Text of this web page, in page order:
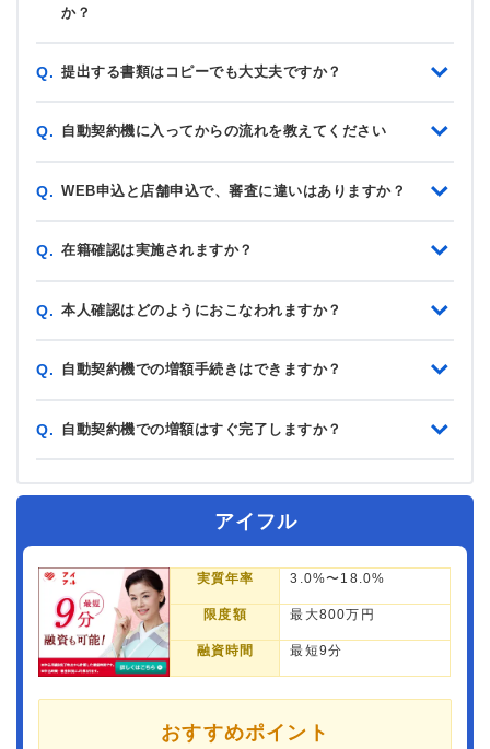
か？
Q. 提出する書類はコピーでも大丈夫ですか？
Q. 自動契約機に入ってからの流れを教えてください
Q. WEB申込と店舗申込で、審査に違いはありますか？
Q. 在籍確認は実施されますか？
Q. 本人確認はどのようにおこなわれますか？
Q. 自動契約機での増額手続きはできますか？
Q. 自動契約機での増額はすぐ完了しますか？
アイフル
実質年率 3.0%〜18.0%
限度額 最大800万円
融資時間 最短9分
おすすめポイント